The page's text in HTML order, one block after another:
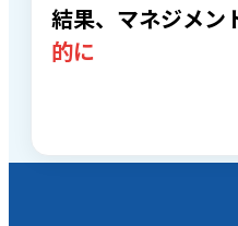
結果、マネジメン
的に